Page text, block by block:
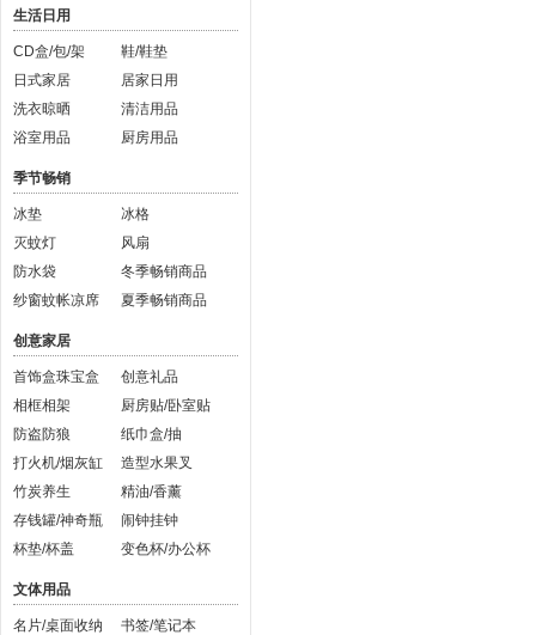
生活日用
CD盒/包/架
鞋/鞋垫
日式家居
居家日用
洗衣晾晒
清洁用品
浴室用品
厨房用品
季节畅销
冰垫
冰格
灭蚊灯
风扇
防水袋
冬季畅销商品
纱窗蚊帐凉席
夏季畅销商品
创意家居
首饰盒珠宝盒
创意礼品
相框相架
厨房贴/卧室贴
防盗防狼
纸巾盒/抽
打火机/烟灰缸
造型水果叉
竹炭养生
精油/香薰
存钱罐/神奇瓶
闹钟挂钟
杯垫/杯盖
变色杯/办公杯
文体用品
名片/桌面收纳
书签/笔记本